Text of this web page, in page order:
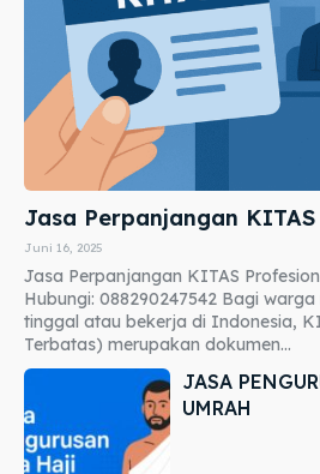
Jasa Perpanjangan
Juni 16, 2025
Jasa Perpanjangan KITAS
Hubungi: 088290247542 Bagi
tinggal atau bekerja di Indonesia,
Terbatas) merupakan dokumen...
JASA
UMRAH